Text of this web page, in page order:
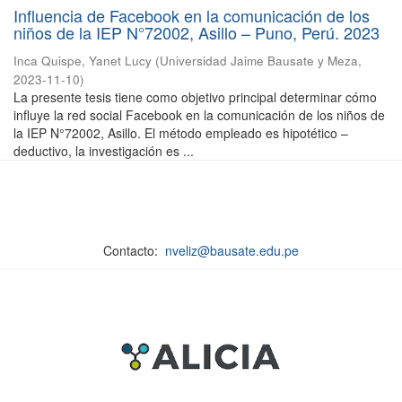
Influencia de Facebook en la comunicación de los
niños de la IEP N°72002, Asillo – Puno, Perú. 2023
Inca Quispe, Yanet Lucy (Universidad Jaime Bausate y Meza,
2023-11-10)
La presente tesis tiene como objetivo principal determinar cómo
influye la red social Facebook en la comunicación de los niños de
la IEP N°72002, Asillo. El método empleado es hipotético –
deductivo, la investigación es ...
Contacto: nveliz@bausate.edu.pe